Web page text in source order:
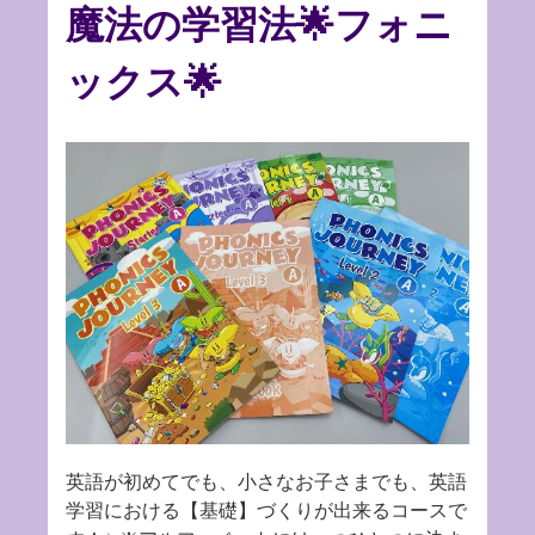
魔法の学習法🌟フォニ
ックス🌟
英語が初めてでも、小さなお子さまでも、英語
学習における【基礎】づくりが出来るコースで